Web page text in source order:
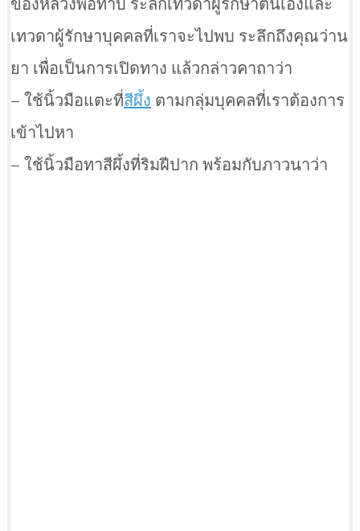
ของหลวงพ่อทาบ ระลึกเทวดาผู้รักษาตนเองและ
เทวดาผู้รักษาบุคคลที่เราจะไปพบ ระลึกถึงคุณว่าน
ยา เพื่อเป็นการเปิดทาง แล้วกล่าวคาถาว่า
– ใช้นิ้วมือแตะที่สีผึ้ง ตามกลุ่มบุคคลที่เราต้องการ
เข้าไปหา
– ใช้นิ้วมือทาสีผึ้งที่ริมฝีปาก พร้อมกับภาวนาว่า